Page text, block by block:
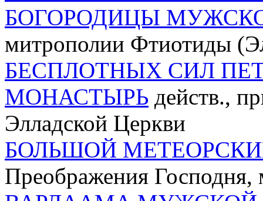
БОГОРОДИЦЫ
митрополии Фтиотиды
БЕСПЛОТНЫХ СИЛ
МОНАСТЫРЬ действ.,
Элладской Церкви
БОЛЬШОЙ
Преображения